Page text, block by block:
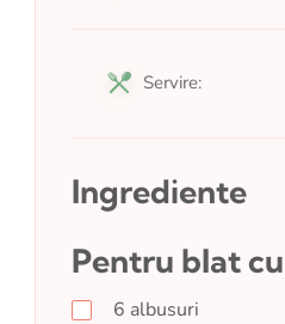
Servire:
Ingrediente
Pentru blat
6 albusuri